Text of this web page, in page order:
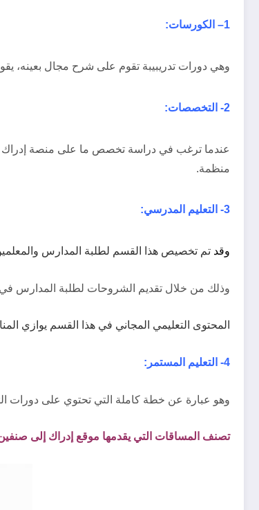
1– الكورسات:
وهي دورات تدريبيبة تقوم على شرح مجال بعينه،
2- التخصصات:
عندما ترغب في دراسة تخصص ما على منصة
منظمة.
3- التعليم المدرسي:
وقد تم تخصيص هذا القسم لطلبة المدارس والمعلمين
وذلك من خلال تقديم الشروحات لطلبة المدارس في
المحتوى التعليمي المجاني في هذا القسم يوازي
4- التعليم المستمر:
وهو عبارة عن خطة كاملة التي تحتوي على دورات
تصنف المساقات التي يقدمها موقع إدراك إلى